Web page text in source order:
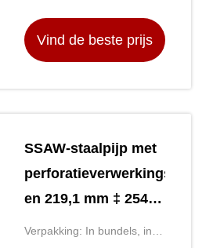
X70, X80
Vind de beste prijs
SSAW-staalpijp met
en 219,1 mm ‡ 2540
mm buitendiameter
Verpakking: In bundels, in